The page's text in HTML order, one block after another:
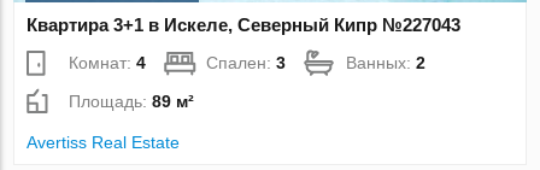
Квартира 3+1 в Искеле, Северный Кипр №227043
Комнат:4 Спален:3 Ванных:2
Площадь:89 м²
Avertiss Real Estate